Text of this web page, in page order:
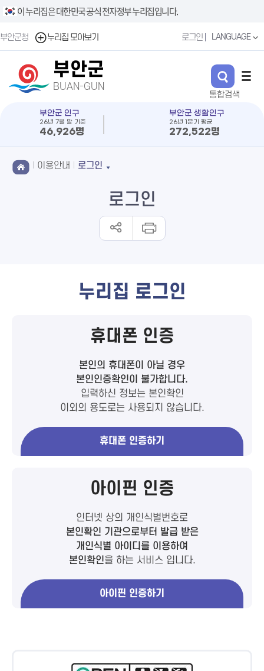
이 누리집은 대한민국 공식 전자정부 누리집입니다.
부안군청 누리집 모아보기 로그인 LANGUAGE
부안군
BUAN-GUN
부안군 인구
26년 7월 말 기준
46,926명
부안군 생활인구
26년 1분기 평균
272,522명
이용안내 로그인
로그인
누리집 로그인
휴대폰 인증
본인의 휴대폰이 아닐 경우
본인인증확인이 불가합니다.
입력하신 정보는 본인확인
이외의 용도로는 사용되지 않습니다.
휴대폰 인증하기
아이핀 인증
인터넷 상의 개인식별번호로
본인확인 기관으로부터 발급 받은
개인식별 아이디를 이용하여
본인확인을 하는 서비스 입니다.
아이핀 인증하기